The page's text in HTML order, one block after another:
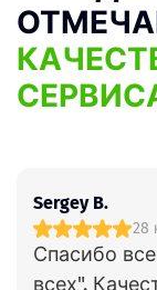
Sergey B.
28
Спасибо
всех".